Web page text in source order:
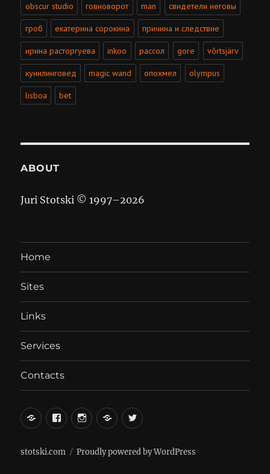
obscur studio говноворот man свидетели иеговы
гроб екатерина сорокина причина и следствие
ирина расторгуева inkoo рассол gore võrtsjärv
кунилинговед magic wand опохмел olympus
lisboa bet
ABOUT
Juri Stotski © 1997–2026
Home
Sites
Links
Services
Contacts
вКонтакте
FacebookInstagramLiveJournal
Twitter
stotski.com Proudly powered by WordPress